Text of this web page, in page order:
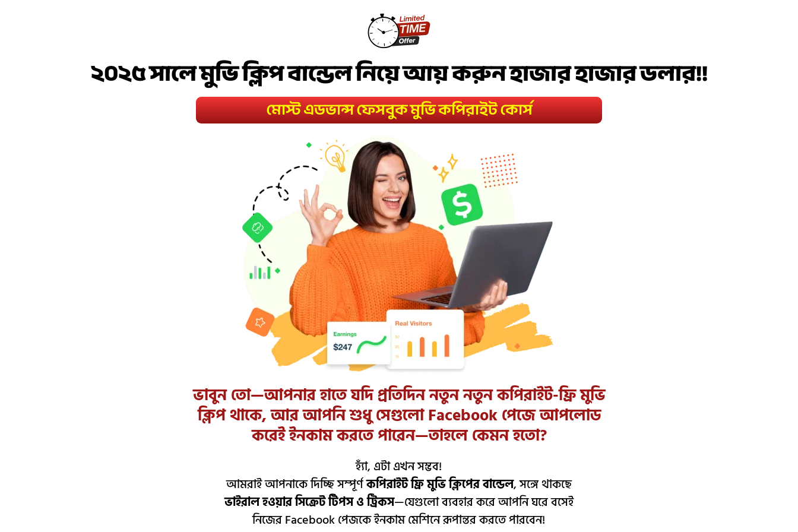
২০২৫ সালে মুভি ক্লিপ বান্ডেল নিয়ে আয় করুন হাজার হাজার ডলার!!
মোস্ট এডভান্স ফেসবুক মুভি কপিরাইট কোর্স
ভাবুন তো—আপনার হাতে যদি প্রতিদিন নতুন নতুন কপিরাইট-ফ্রি মুভি
ক্লিপ থাকে, আর আপনি শুধু সেগুলো Facebook পেজে আপলোড
করেই ইনকাম করতে পারেন—তাহলে কেমন হতো?
হ্যাঁ, এটা এখন সম্ভব!
আমরাই আপনাকে দিচ্ছি সম্পূর্ণকপিরাইট ফ্রি মুভি ক্লিপের বান্ডেল, সঙ্গে থাকছে
ভাইরাল হওয়ার সিক্রেট টিপস ও ট্রিকস—যেগুলো ব্যবহার করে আপনি ঘরে বসেই
নিজের Facebook পেজকে ইনকাম মেশিনে রূপান্তর করতে পারবেন!